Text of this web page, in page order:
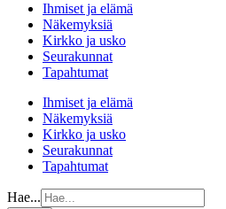
Ihmiset ja elämä
Näkemyksiä
Kirkko ja usko
Seurakunnat
Tapahtumat
Ihmiset ja elämä
Näkemyksiä
Kirkko ja usko
Seurakunnat
Tapahtumat
Hae...